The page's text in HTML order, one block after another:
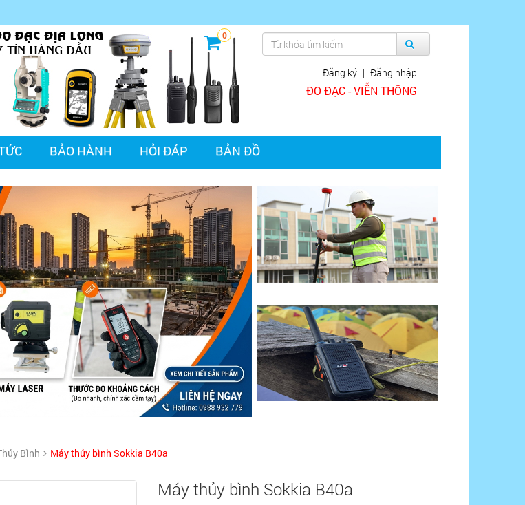
0
Đăng ký | Đăng nhập
ĐO ĐẠC - VIỄN THÔNG
BẢO HÀNH HỎI ĐÁP BẢN ĐỒ
Bình Máy thủy bình Sokkia B40a
Máy thủy bình Sokkia B40a